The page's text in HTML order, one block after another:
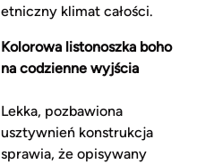
etniczny klimat całości.
Kolorowa listonoszka boho
na codzienne wyjścia
Lekka, pozbawiona
usztywnień konstrukcja
sprawia, że opisywany